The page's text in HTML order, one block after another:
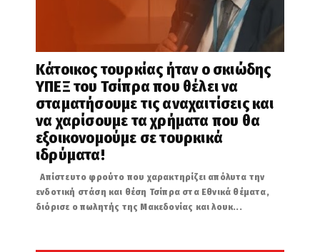
Κάτοικος τουρκίας ήταν ο σκιώδης
ΥΠΕΞ του Τσίπρα που θέλει να
σταματήσουμε τις αναχαιτίσεις και
να χαρίσουμε τα χρήματα που θα
εξοικονομούμε σε τουρκικά
ιδρύματα!
Απίστευτο φρούτο που χαρακτηρίζει απόλυτα την
ενδοτική στάση και θέση Τσίπρα στα Εθνικά θέματα,
διόρισε ο πωλητής της Μακεδονίας και λουκ...